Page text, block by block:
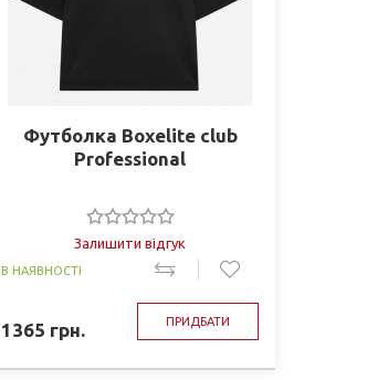
Футболка Boxelite club
Professional
Залишити відгук
В НАЯВНОСТІ
1365 грн. ПРИДБАТИ